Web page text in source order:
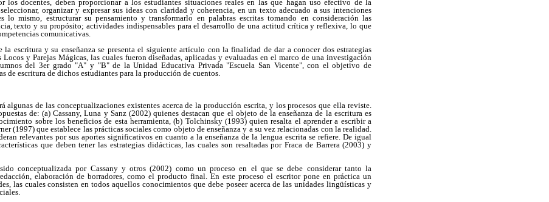
los docentes, deben proporcionar a los estudiantes situaciones reales en las que hagan uso efectivo de la
organizar y expresar sus ideas con claridad y coherencia, en un texto adecuado a sus intenciones
lo mismo, estructurar su pensamiento y transformarlo en palabras escritas tomando en consideración las
texto y su propósito; actividades indispensables para el desarrollo de una actitud crítica y reflexiva, lo que
comunicativas.
la escritura y su enseñanza se presenta el siguiente artículo con la finalidad de dar a conocer dos estrategias
y Parejas Mágicas, las cuales fueron diseñadas, aplicadas y evaluadas en el marco de una investigación
del 3er grado "A" y "B" de la Unidad Educativa Privada "Escuela San Vicente", con el objetivo de
de escritura de dichos estudiantes para la producción de cuentos.
algunas de las conceptualizaciones existentes acerca de la producción escrita, y los procesos que ella reviste.
de: (a) Cassany, Luna y Sanz (2002) quienes destacan que el objeto de la enseñanza de la escritura es
sobre los beneficios de esta herramienta, (b) Tolchinsky (1993) quien resalta el aprender a escribir a
(1997) que establece las prácticas sociales como objeto de enseñanza y a su vez relacionadas con la realidad.
relevantes por sus aportes significativos en cuanto a la enseñanza de la lengua escrita se refiere. De igual
que deben tener las estrategias didácticas, las cuales son resaltadas por Fraca de Barrera (2003) y
conceptualizada por Cassany y otros (2002) como un proceso en el que se debe considerar tanto la
elaboración de borradores, como el producto final. En este proceso el escritor pone en práctica un
las cuales consisten en todos aquellos conocimientos que debe poseer acerca de las unidades lingüísticas y